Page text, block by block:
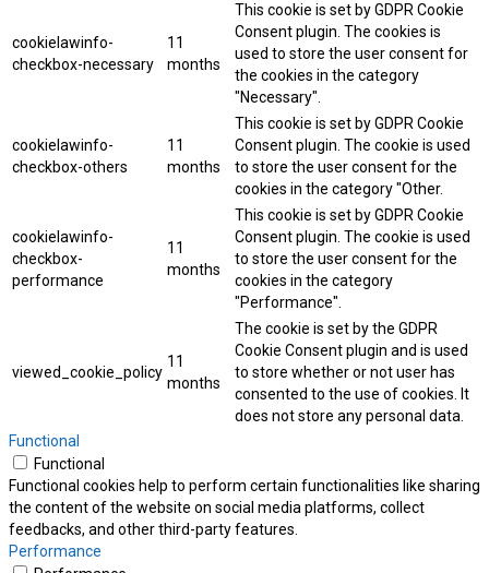
cookielawinfo-
checkbox-necessary
11
months
This cookie is set by GDPR Cookie
Consent plugin. The cookies is
used to store the user consent for
the cookies in the category
"Necessary".
cookielawinfo-
checkbox-others
11
months
This cookie is set by GDPR Cookie
Consent plugin. The cookie is used
to store the user consent for the
cookies in the category "Other.
cookielawinfo-
checkbox-
performance
11
months
This cookie is set by GDPR Cookie
Consent plugin. The cookie is used
to store the user consent for the
cookies in the category
"Performance".
viewed_cookie_policy
11
months
The cookie is set by the GDPR
Cookie Consent plugin and is used
to store whether or not user has
consented to the use of cookies. It
does not store any personal data.
Functional
Functional
Functional cookies help to perform certain functionalities like sharing
the content of the website on social media platforms, collect
feedbacks, and other third-party features.
Performance